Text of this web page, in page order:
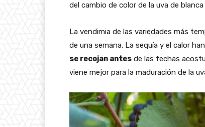
del cambio de color de la uva de
La vendimia de las variedades más
de una semana. La sequía y el calor
se recojan antes de las fechas
viene mejor para la maduración de la